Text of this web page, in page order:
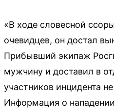
«В ходе словесной
очевидцев, он достал
Прибывший экипаж
мужчину и доставил в
участников инцидента
Информация о